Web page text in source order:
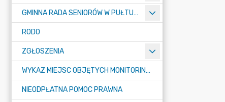
GMINNA RADA SENIORÓW W PUŁTUSKU
RODO
ZGŁOSZENIA
WYKAZ MIEJSC OBJĘTYCH MONITORINGIEM
NIEODPŁATNA POMOC PRAWNA